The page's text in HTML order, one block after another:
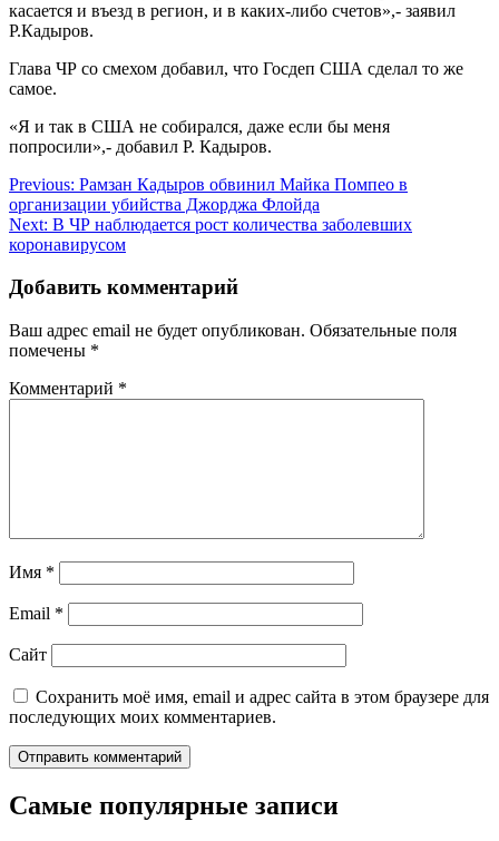
касается и въезд в регион, и в каких-либо счетов»,- заявил
Р.Кадыров.
Глава ЧР со смехом добавил, что Госдеп США сделал то же
самое.
«Я и так в США не собирался, даже если бы меня
попросили»,- добавил Р. Кадыров.
Навигация
по
записям
Previous: Рамзан Кадыров обвинил Майка Помпео в
организации убийства Джорджа Флойда
Next: В ЧР наблюдается рост количества заболевших
коронавирусом
Добавить комментарий
Ваш адрес email не будет опубликован. Обязательные поля
помечены *
Комментарий *
Имя *
Email *
Сайт
Сохранить моё имя, email и адрес сайта в этом браузере для
последующих моих комментариев.
Самые популярные записи